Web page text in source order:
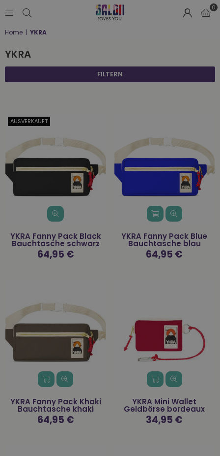
0
Home | YKRA
YKRA
FILTERN
AUSVERKAUFT
YKRA Fanny Pack Black
Bauchtasche schwarz
Normaler
Preis
64,95 €
YKRA Fanny Pack Blue
Bauchtasche blau
Normaler
Preis
64,95 €
YKRA Fanny Pack Khaki
Bauchtasche khaki
Normaler
Preis
64,95 €
YKRA Mini Wallet
Geldbörse bordeaux
Normaler
Preis
34,95 €